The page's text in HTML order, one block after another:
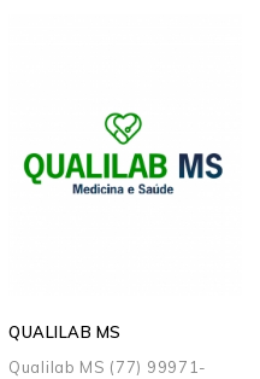
QUALILAB MS
Qualilab MS (77) 99971-